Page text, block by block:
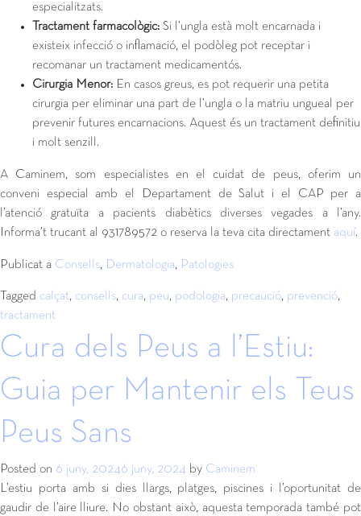
especialitzats.
Tractament farmacològic: Si l’ungla està molt encarnada i
existeix infecció o inflamació, el podòleg pot receptar i
recomanar un tractament medicamentós.
Cirurgia Menor: En casos greus, es pot requerir una petita
cirurgia per eliminar una part de l’ungla o la matriu ungueal per
prevenir futures encarnacions. Aquest és un tractament definitiu
i molt senzill.
A Caminem, som especialistes en el cuidat de peus, oferim un
conveni especial amb el Departament de Salut i el CAP per a
l’atenció gratuïta a pacients diabètics diverses vegades a l’any.
Informa’t trucant al 931789572 o reserva la teva cita directament aquí.
Publicat a Consells, Dermatologia, Patologies
Tagged calçat, consells, cura, peu, podologia, precaució, prevenció,
tractament
Cura dels Peus a l’Estiu:
Guia per Mantenir els Teus
Peus Sans
Posted on 6 juny, 20246 juny, 2024 by Caminem
L’estiu porta amb si dies llargs, platges, piscines i l’oportunitat de
gaudir de l’aire lliure. No obstant això, aquesta temporada també pot